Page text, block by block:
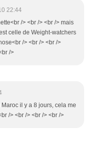
22:44
/> <br /> <br /> mais
celle de Weight-watchers
/> <br /> <br />
/>
il y a 8 jours, cela me
/> <br /> <br /> <br />